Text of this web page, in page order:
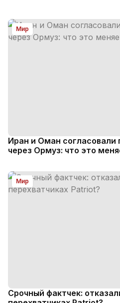
Мир
Иран и Оман согласовали
через Ормуз: что это
Мир
Срочный фактчек: